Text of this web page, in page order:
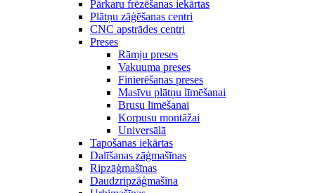
Pārkaru frēzēšanas iekārtas
Plātņu zāģēšanas centri
CNC apstrādes centri
Preses
Rāmju preses
Vakuuma preses
Finierēšanas preses
Masīvu plātņu līmēšanai
Brusu līmēšanai
Korpusu montāžai
Universālā
Tapošanas iekārtas
Dalīšanas zāģmašīnas
Ripzāģmašīnas
Daudzripzāģmašīna